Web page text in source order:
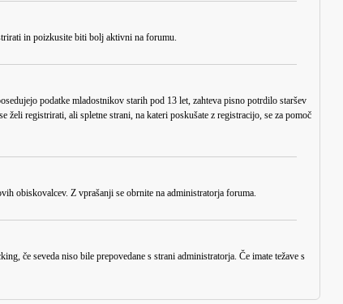
in poizkusite biti bolj aktivni na forumu.
podatke mladostnikov starih pod 13 let, zahteva pisno potrdilo staršev
registrirati, ali spletne strani, na kateri poskušate z registracijo, se za pomoč
obiskovalcev. Z vprašanji se obrnite na administratorja foruma.
če seveda niso bile prepovedane s strani administratorja. Če imate težave s